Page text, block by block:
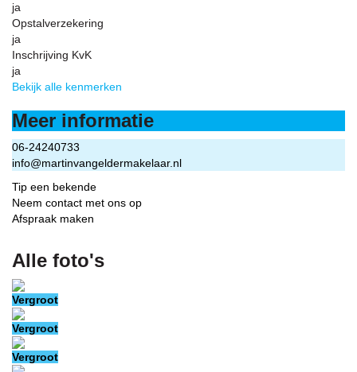
ja
Opstalverzekering
ja
Inschrijving KvK
ja
Bekijk alle kenmerken
Meer informatie
06-24240733
info@martinvangeldermakelaar.nl
Tip een bekende
Neem contact met ons op
Afspraak maken
Alle foto's
Vergroot
Vergroot
Vergroot